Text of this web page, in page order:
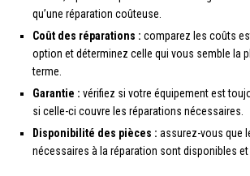
qu’une réparation coûteuse.
Coût des réparations : comparez les coûts
option et déterminez celle qui vous semble la
terme.
Garantie : vérifiez si votre équipement est
si celle-ci couvre les réparations nécessaires.
Disponibilité des pièces : assurez-vous que
nécessaires à la réparation sont disponibles